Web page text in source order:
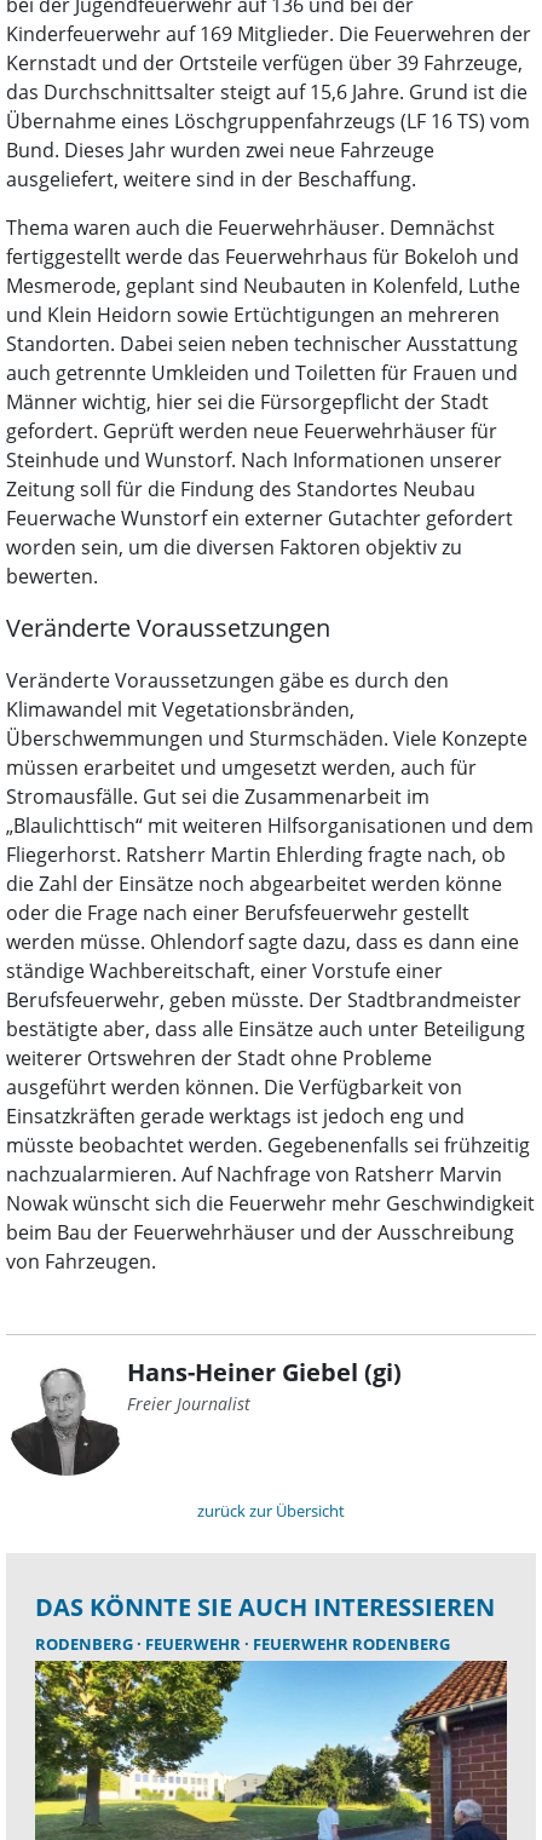
Kinderfeuerwehr auf 169 Mitglieder. Die Feuerwehren der
Kernstadt und der Ortsteile verfügen über 39 Fahrzeuge,
das Durchschnittsalter steigt auf 15,6 Jahre. Grund ist die
Übernahme eines Löschgruppenfahrzeugs (LF 16 TS) vom
Bund. Dieses Jahr wurden zwei neue Fahrzeuge
ausgeliefert, weitere sind in der Beschaffung.
Thema waren auch die Feuerwehrhäuser. Demnächst
fertiggestellt werde das Feuerwehrhaus für Bokeloh und
Mesmerode, geplant sind Neubauten in Kolenfeld, Luthe
und Klein Heidorn sowie Ertüchtigungen an mehreren
Standorten. Dabei seien neben technischer Ausstattung
auch getrennte Umkleiden und Toiletten für Frauen und
Männer wichtig, hier sei die Fürsorgepflicht der Stadt
gefordert. Geprüft werden neue Feuerwehrhäuser für
Steinhude und Wunstorf. Nach Informationen unserer
Zeitung soll für die Findung des Standortes Neubau
Feuerwache Wunstorf ein externer Gutachter gefordert
worden sein, um die diversen Faktoren objektiv zu
bewerten.
Veränderte Voraussetzungen
Veränderte Voraussetzungen gäbe es durch den
Klimawandel mit Vegetationsbränden,
Überschwemmungen und Sturmschäden. Viele Konzepte
müssen erarbeitet und umgesetzt werden, auch für
Stromausfälle. Gut sei die Zusammenarbeit im
„Blaulichttisch“ mit weiteren Hilfsorganisationen und dem
Fliegerhorst. Ratsherr Martin Ehlerding fragte nach, ob
die Zahl der Einsätze noch abgearbeitet werden könne
oder die Frage nach einer Berufsfeuerwehr gestellt
werden müsse. Ohlendorf sagte dazu, dass es dann eine
ständige Wachbereitschaft, einer Vorstufe einer
Berufsfeuerwehr, geben müsste. Der Stadtbrandmeister
bestätigte aber, dass alle Einsätze auch unter Beteiligung
weiterer Ortswehren der Stadt ohne Probleme
ausgeführt werden können. Die Verfügbarkeit von
Einsatzkräften gerade werktags ist jedoch eng und
müsste beobachtet werden. Gegebenenfalls sei frühzeitig
nachzualarmieren. Auf Nachfrage von Ratsherr Marvin
Nowak wünscht sich die Feuerwehr mehr Geschwindigkeit
beim Bau der Feuerwehrhäuser und der Ausschreibung
von Fahrzeugen.
Hans-Heiner Giebel (gi)
Freier Journalist
zurück zur Übersicht
DAS KÖNNTE SIE AUCH INTERESSIEREN
RODENBERG FEUERWEHR FEUERWEHR RODENBERG